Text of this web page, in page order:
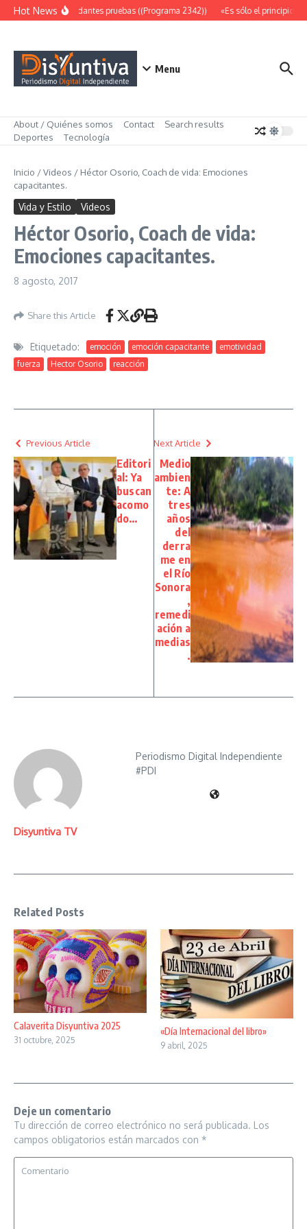
Saltar al contenido
Hot NewsAbundantes pruebas ((Programa 2342)) «Es sólo el principio»
Menu
About / Quiénes somos Contact
Search results
Deportes
Tecnología
Inicio /Videos / Héctor Osorio, Coach de vida: Emociones
capacitantes.
Vida y Estilo Videos
Héctor Osorio, Coach de vida:
Emociones capacitantes.
8 agosto, 2017
Share this Article
Etiquetado: emoción emoción capacitante
emotividad
fuerza
Hector Osorio reacción
Previous Article
Editori
al: Ya
buscan
acomo
do…
Next Article
Medio
ambien
te: A
tres
años
del
derra
me en
el Río
Sonora
,
remedi
ación a
medias
.
Disyuntiva TV
Periodismo Digital Independiente
#PDI
Related Posts
Calaverita Disyuntiva 2025
31 octubre, 2025
«Día Internacional del libro»
9 abril, 2025
Deje un comentario
Tu dirección de correo electrónico no será publicada. Los
campos obligatorios están marcados con *